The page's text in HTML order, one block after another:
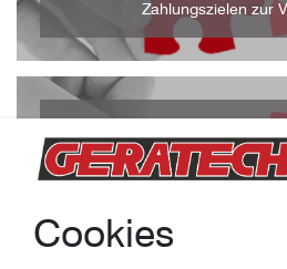
Zahlungszielen zur
Vermarktung Ihrer
internationalen
Cookies